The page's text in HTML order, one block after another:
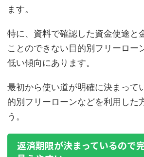
ます。
特に、資料で確認した資金使途と
ことのできない目的別フリーロー
低い傾向にあります。
最初から使い道が明確に決まって
的別フリーローンなどを利用した
う。
返済期限が決まっているので